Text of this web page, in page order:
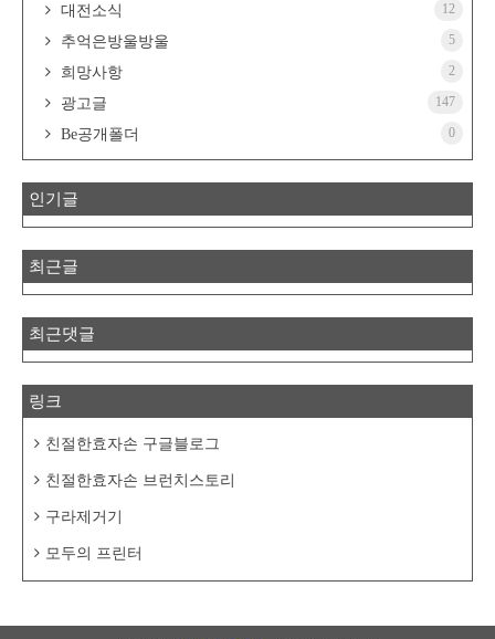
대전소식 12
추억은방울방울 5
희망사항 2
광고글 147
Be공개폴더 0
인기글
최근글
최근댓글
링크
친절한효자손 구글블로그
친절한효자손 브런치스토리
구라제거기
모두의 프린터